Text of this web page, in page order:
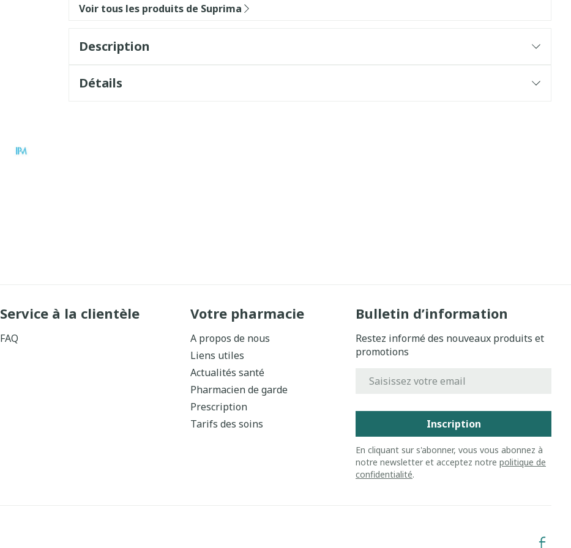
Voir tous les produits de Suprima
Description
Détails
Service à la clientèle
FAQ
Votre pharmacie
A propos de nous
Liens utiles
Actualités santé
Pharmacien de garde
Prescription
Tarifs des soins
Bulletin d’information
Restez informé des nouveaux produits et
promotions
Inscription
En cliquant sur s'abonner, vous vous abonnez à
notre newsletter et acceptez notrepolitique de
confidentialité.